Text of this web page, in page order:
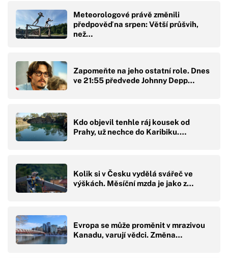
Meteorologové právě změnili
předpověď na srpen: Větší průšvih,
než…
Zapomeňte na jeho ostatní role. Dnes
ve 21:55 předvede Johnny Depp…
Kdo objevil tenhle ráj kousek od
Prahy, už nechce do Karibiku.…
Kolik si v Česku vydělá svářeč ve
výškách. Měsíční mzda je jako z…
Evropa se může proměnit v mrazivou
Kanadu, varují vědci. Změna…